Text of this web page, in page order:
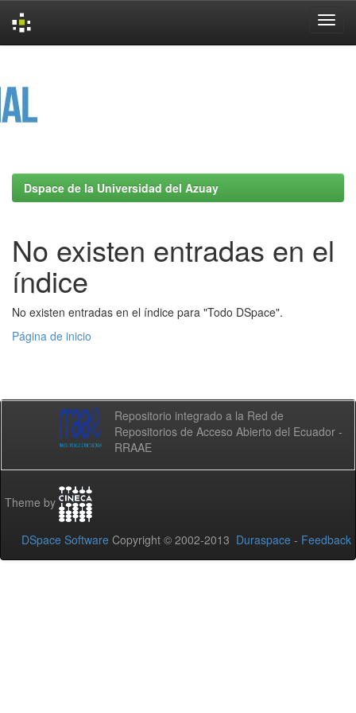
Dspace de la Universidad del Azuay
No existen entradas en el
índice
No existen entradas en el índice para "Todo DSpace".
Página de inicio
Repositorio integrado a la Red de
Repositorios de Acceso Abierto del Ecuador -
RRAAE
Theme by
DSpace Software Copyright © 2002-2013 Duraspace - Feedback